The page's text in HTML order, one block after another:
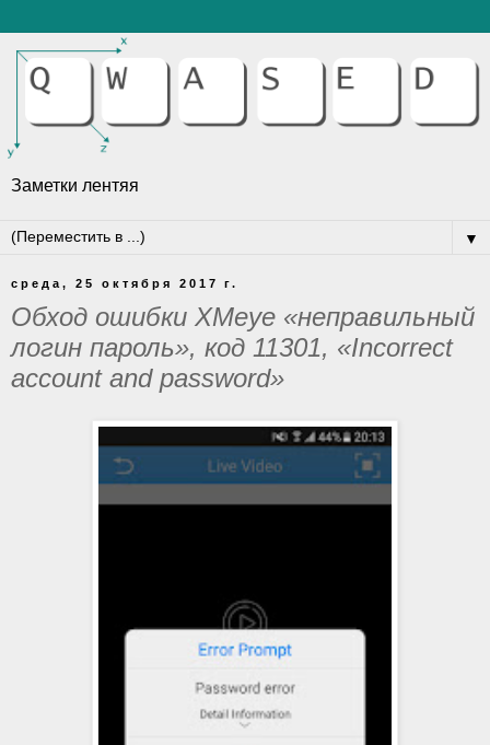
Заметки лентяя
▼
среда, 25 октября 2017 г.
Обход ошибки XMeye «неправильный
логин пароль», код 11301, «Incorrect
account and password»